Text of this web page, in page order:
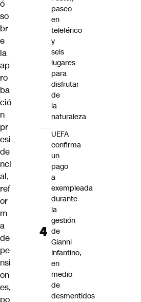
ó
so
br
e
la
ap
ro
ba
ció
n
pr
esi
de
nci
al,
ref
or
m
a
de
pe
nsi
on
es,
po
paseo
en
teleférico
y
seis
lugares
para
disfrutar
de
la
naturaleza
UEFA
confirma
un
pago
a
exempleada
durante
la
gestión
de
Gianni
Infantino,
en
medio
de
desmentidos